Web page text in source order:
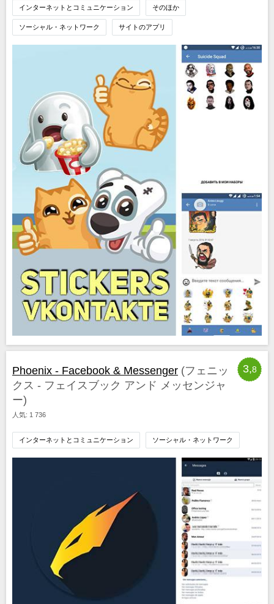
インターネットとコミュニケーション そのほか
ソーシャル・ネットワーク サイトのアプリ
3,8
Phoenix - Facebook & Messenger (フェニッ
クス ‐ フェイスブック アンド メッセンジャ
ー)
人気: 1 736
インターネットとコミュニケーション ソーシャル・ネットワーク